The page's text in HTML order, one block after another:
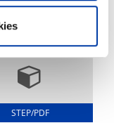
DOWNLOAD
STEP/PDF